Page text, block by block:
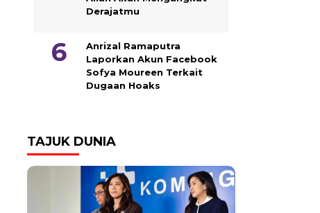
Derajatmu
Anrizal Ramaputra
Laporkan Akun Facebook
Sofya Moureen Terkait
Dugaan Hoaks
TAJUK DUNIA